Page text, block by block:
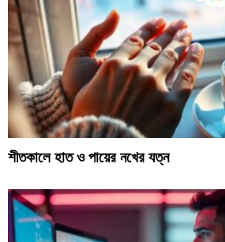
শীতকালে হাত ও পায়ের নখের যত্ন